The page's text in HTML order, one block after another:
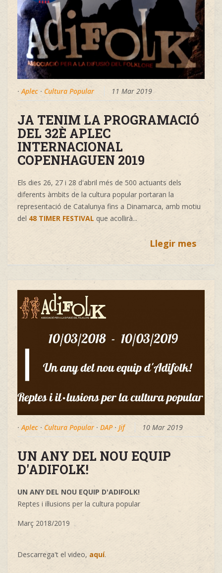
·Aplec · Cultura Popular 11 Mar 2019
JA TENIM LA PROGRAMACIÓ
DEL 32È APLEC
INTERNACIONAL
COPENHAGUEN 2019
Els dies 26, 27 i 28 d'abril més de 500 actuants dels
diferents àmbits de la cultura popular portaran la
representació de Catalunya fins a Dinamarca, amb motiu
del 48 TIMER FESTIVAL que acollirà...
Llegir mes
·Aplec · Cultura Popular · DAP· Jif 10 Mar 2019
UN ANY DEL NOU EQUIP
D'ADIFOLK!
UN ANY DEL NOU EQUIP D'ADIFOLK!
Reptes i il·lusions per la cultura popular
Març 2018/2019
Descarrega't el video, aquí.